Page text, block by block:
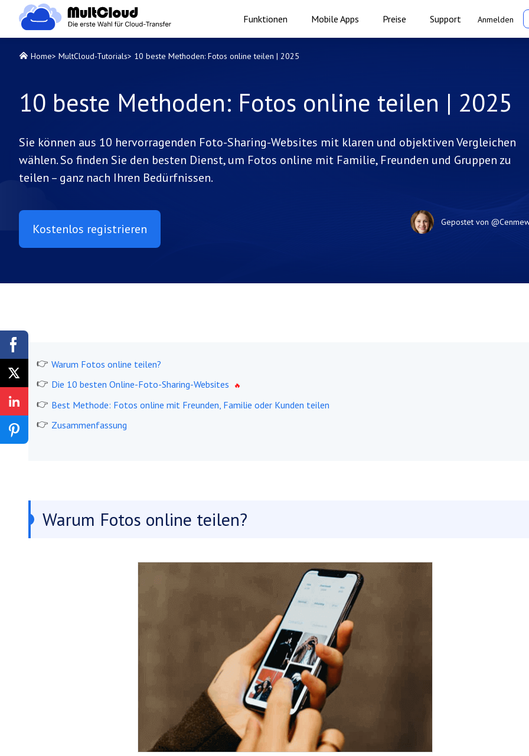
Funktionen Mobile Apps Preise Support Anmelden
Home> MultCloud-Tutorials> 10 beste Methoden: Fotos online teilen | 2025
10 beste Methoden: Fotos online teilen | 2025
Sie können aus 10 hervorragenden Foto-Sharing-Websites mit klaren und objektiven Vergleichen
wählen. So finden Sie den besten Dienst, um Fotos online mit Familie, Freunden und Gruppen zu
teilen – ganz nach Ihren Bedürfnissen.
Kostenlos registrieren Gepostet von
Warum Fotos online teilen?
Die 10 besten Online-Foto-Sharing-Websites
Best Methode: Fotos online mit Freunden, Familie oder Kunden teilen
Zusammenfassung
Warum Fotos online teilen?